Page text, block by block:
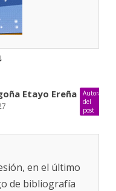
↓
Etayo Ereña
Autora
del
post
en el último
de bibliografía